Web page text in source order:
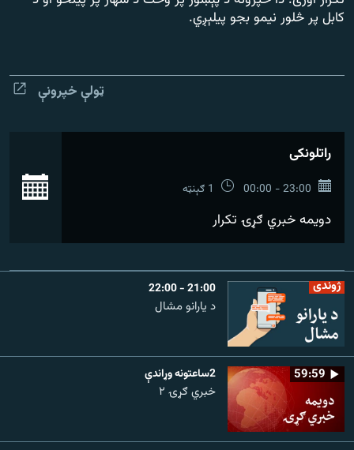
۱۴ ساعته راډیويي خپرونې
کابل پر څلور نیمو بجو پیلېږي.
ټولې خپرونې
راتلونکی
23:00 - 00:00 1 ګېنټه
دویمه خبري ګړۍ تکرار
ژوندی 21:00 - 22:00
د یارانو مشال
59:59 2ساعتونه وړاندې
خبري ګړۍ ۲